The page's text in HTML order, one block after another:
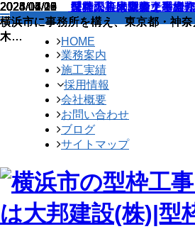
HOME
業務案内
施工実績
採用情報
会社概要
お問い合わせ
ブログ
サイトマップ
2026/07/08 【求人】経験者・未経
2025/06/26 公共から民間まで！大
2024/11/13 【求人】寮完備！手当
2024/02/01 弊社求人の魅力をご紹
2024/01/10 民間の土木型枠工事で
2023/04/28 型枠工事は危険？型枠…
横浜市に事務所を構え、東京都・神
木…
2023/04/25 型枠工事！コンクリー…
横浜市に事務所を構え、東京都・神
木…
2023/04/22 型枠工事は大変？墨出…
横浜市に事務所を構え、東京都・神
木…
2023/04/19 建築型枠大工と土木型…
横浜市に事務所を構え、東京都・神
木…